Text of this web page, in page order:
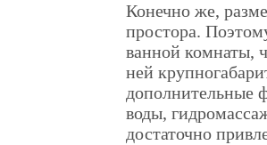
Конечно же,
простора.
ванной комнаты,
ней
дополнительные
воды,
достаточно